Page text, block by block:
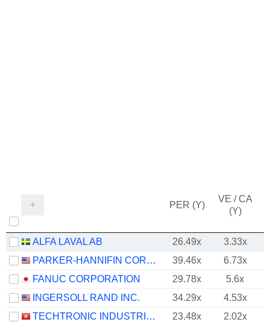
PER (Y)
VE / CA
(Y)
ALFA LAVAL AB 26.49x 3.33x
PARKER-HANNIFIN CORPORATION
39.46x 6.73x
FANUC CORPORATION
29.78x 5.6x
INGERSOLL RAND INC.
34.29x
4.53x
TECHTRONIC INDUSTRIES COMPANY LIMITED
23.48x 2.02x